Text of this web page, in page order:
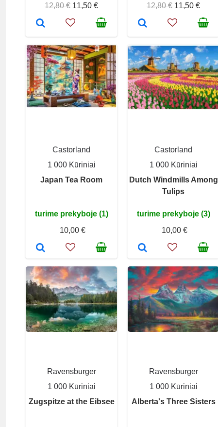
12,80 € 11,50 €
12,80 € 11,50 €
Castorland
1 000 Kūriniai
Japan Tea Room
turime prekyboje (1)
10,00 €
Castorland
1 000 Kūriniai
Dutch Windmills Among
Tulips
turime prekyboje (3)
10,00 €
Ravensburger
1 000 Kūriniai
Zugspitze at the Eibsee
Ravensburger
1 000 Kūriniai
Alberta's Three Sisters